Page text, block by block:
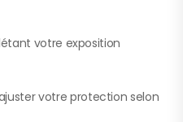
votre exposition
votre protection selon